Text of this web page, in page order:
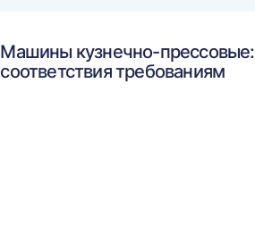
Машины кузнечно-прессовые:
соответствия требованиям